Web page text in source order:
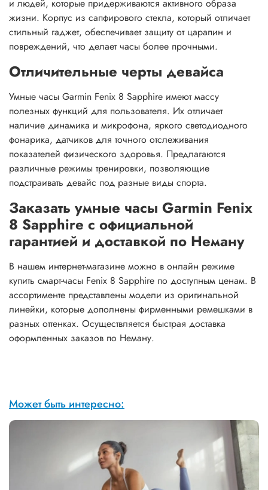
и людей, которые придерживаются активного образа
жизни. Корпус из сапфирового стекла, который отличает
стильный гаджет, обеспечивает защиту от царапин и
повреждений, что делает часы более прочными.
Отличительные черты девайса
Умные часы Garmin Fenix 8 Sapphire имеют массу
полезных функций для пользователя. Их отличает
наличие динамика и микрофона, яркого светодиодного
фонарика, датчиков для точного отслеживания
показателей физического здоровья. Предлагаются
различные режимы тренировки, позволяющие
подстраивать девайс под разные виды спорта.
Заказать умные часы Garmin Fenix
8 Sapphire с официальной
гарантией и доставкой по Неману
В нашем интернет-магазине можно в онлайн режиме
купить смарт-часы Fenix 8 Sapphire по доступным ценам. В
ассортименте представлены модели из оригинальной
линейки, которые дополнены фирменными ремешками в
разных оттенках. Осуществляется быстрая доставка
оформленных заказов по Неману.
Может быть интересно: